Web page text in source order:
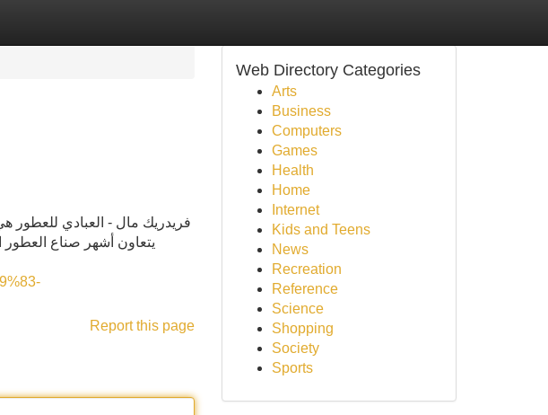
فريدريك مال - العبادي للعطور
يتعاون أشهر صناع العطور
Report this page
Web Directory Categories
Arts
Business
Computers
Games
Health
Home
Internet
Kids and Teens
News
Recreation
Reference
Science
Shopping
Society
Sports